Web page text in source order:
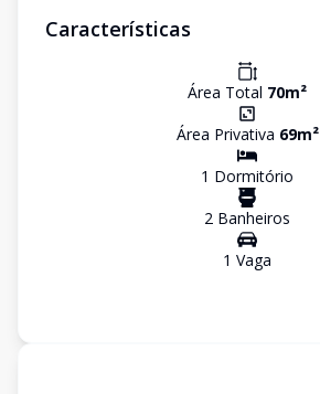
Características
Área Total 70m²
Área Privativa 69m²
1 Dormitório
2 Banheiros
1 Vaga